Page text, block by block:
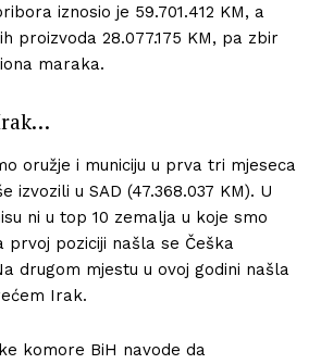
iznosio je 59.701.412 KM, a
proizvoda 28.077.175 KM, pa zbir
maraka.
oružje i municiju u prva tri mjeseca
izvozili u SAD (47.368.037 KM). U
ni u top 10 zemalja u koje smo
prvoj poziciji našla se Češka
drugom mjestu u ovoj godini našla
Irak.
komore BiH navode da